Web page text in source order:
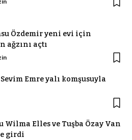
Özdemir yeni evi için
ağzını açtı
Emre yalı komşusuyla
Wilma Elles ve Tuşba Özay Van
girdi